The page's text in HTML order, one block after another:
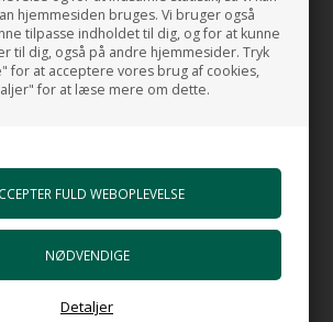
hjemmesiden bruges. Vi bruger også
tilpasse indholdet til dig, og for at kunne
til dig, også på andre hjemmesider. Tryk
for at acceptere vores brug af cookies,
for at læse mere om dette.
Detaljer
+938,00 DKK
Gå til varen
free flow AT i Mat hvid
TECH 5 Vandlås luksus udgave
DKK